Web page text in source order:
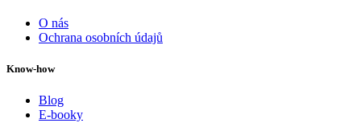
O nás
Ochrana osobních údajů
Know-how
Blog
E-booky